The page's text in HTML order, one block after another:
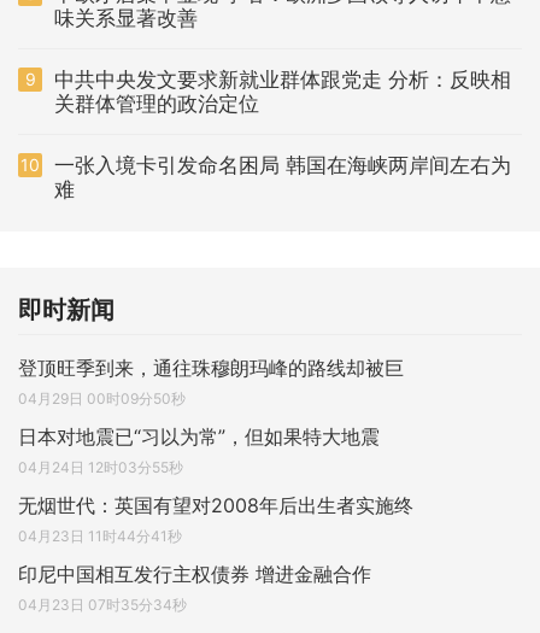
味关系显著改善
9
中共中央发文要求新就业群体跟党走 分析：反映相
关群体管理的政治定位
10
一张入境卡引发命名困局 韩国在海峡两岸间左右为
难
即时新闻
登顶旺季到来，通往珠穆朗玛峰的路线却被巨
04月29日 00时09分50秒
日本对地震已“习以为常”，但如果特大地震
04月24日 12时03分55秒
无烟世代：英国有望对2008年后出生者实施终
04月23日 11时44分41秒
印尼中国相互发行主权债券 增进金融合作
04月23日 07时35分34秒